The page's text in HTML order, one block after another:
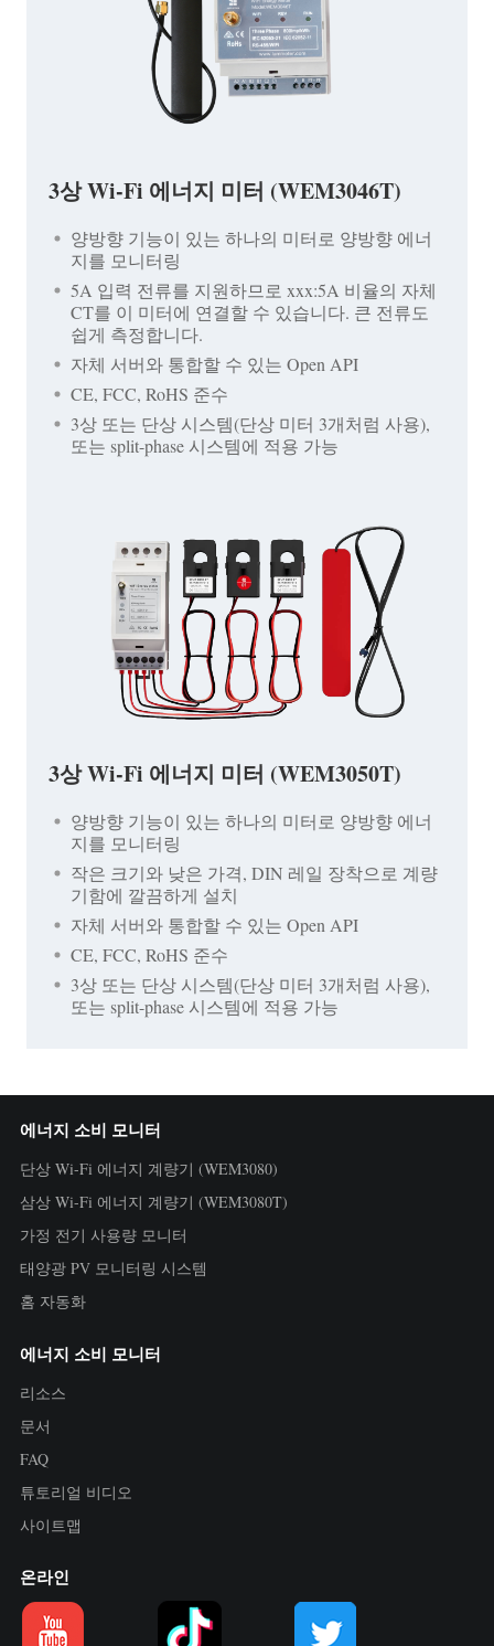
3상 Wi-Fi 에너지 미터 (WEM3046T)
양방향 기능이 있는 하나의 미터로 양방향 에너
지를 모니터링
5A 입력 전류를 지원하므로 xxx:5A 비율의 자체
CT를 이 미터에 연결할 수 있습니다. 큰 전류도
쉽게 측정합니다.
자체 서버와 통합할 수 있는 Open API
CE, FCC, RoHS 준수
3상 또는 단상 시스템(단상 미터 3개처럼 사용),
또는 split-phase 시스템에 적용 가능
3상 Wi-Fi 에너지 미터 (WEM3050T)
양방향 기능이 있는 하나의 미터로 양방향 에너
지를 모니터링
작은 크기와 낮은 가격, DIN 레일 장착으로 계량
기함에 깔끔하게 설치
자체 서버와 통합할 수 있는 Open API
CE, FCC, RoHS 준수
3상 또는 단상 시스템(단상 미터 3개처럼 사용),
또는 split-phase 시스템에 적용 가능
에너지 소비 모니터
단상 Wi-Fi 에너지 계량기 (WEM3080)
삼상 Wi-Fi 에너지 계량기 (WEM3080T)
가정 전기 사용량 모니터
태양광 PV 모니터링 시스템
홈 자동화
에너지 소비 모니터
리소스
문서
FAQ
튜토리얼 비디오
사이트맵
온라인